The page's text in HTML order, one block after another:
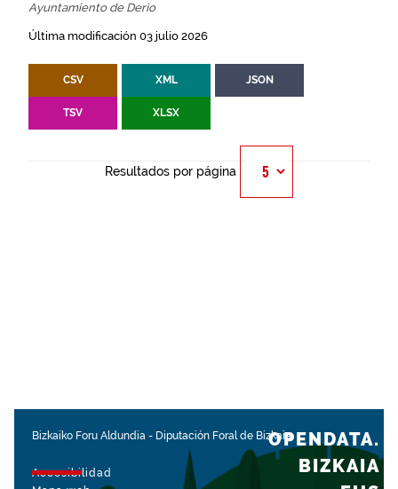
Ayuntamiento de Derio
Última modificación 03 julio 2026
CSV XML JSON
TSV XLSX
Resultados por página
Bizkaiko Foru Aldundia - Diputación Foral de Bizkaia
Accesibilidad
OPENDATA.
BIZKAIA